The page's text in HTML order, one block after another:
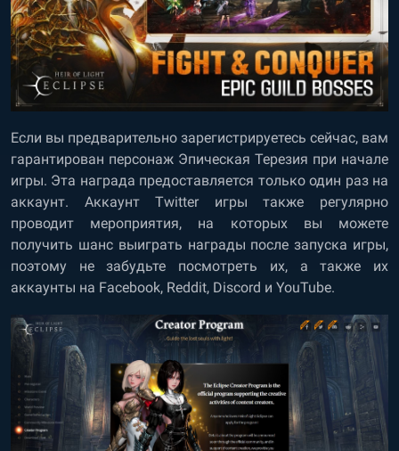
Если вы предварительно зарегистрируетесь сейчас, вам
гарантирован персонаж Эпическая Терезия при начале
игры. Эта награда предоставляется только один раз на
аккаунт. Аккаунт Twitter игры также регулярно
проводит мероприятия, на которых вы можете
получить шанс выиграть награды после запуска игры,
поэтому не забудьте посмотреть их, а также их
аккаунты на Facebook, Reddit, Discord и YouTube.